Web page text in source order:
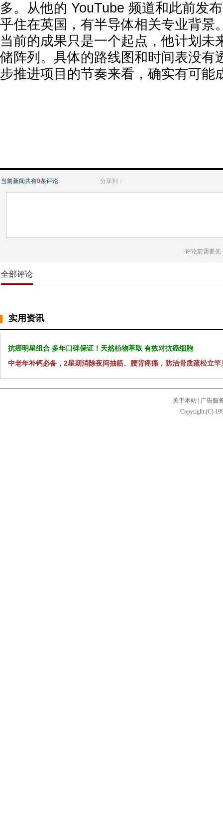
多。从他的 YouTube 频道和此前发
乎住在英国，有半导体相关专业背景
当前的成果只是一个起点，他计划未
储阵列。具体的路线图和时间表没有
步推进项目的节奏来看，确实有可能
当前新闻共有0条评论 分享到：
评论前需要先
全部评论
实用资讯
抗癌明星组合 多年口碑保证！天然植物萃取 有效对抗癌细胞
中老年补钙必备，2星期消除夜间抽筋、腰背疼痛，防治骨质疏松立竿
关于本站
广告服
Copyright (C)